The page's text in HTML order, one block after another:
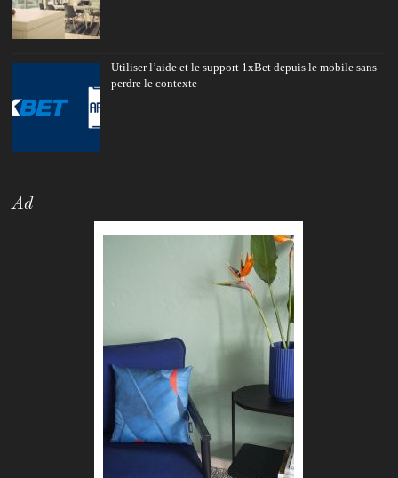
Utiliser l’aide et le support 1xBet depuis le mobile sans
perdre le contexte
Ad